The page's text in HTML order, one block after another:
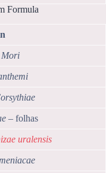
Formula
– folhas
uralensis